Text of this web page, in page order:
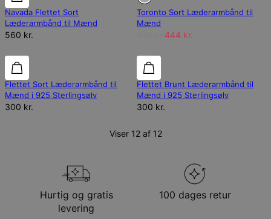
Navada Flettet Sort
Læderarmbånd til Mænd
560 kr.
Toronto Sort Læderarmbånd til
Mænd
444 kr.
Flettet Sort Læderarmbånd til
Mænd i 925 Sterlingsølv
300 kr.
Flettet Brunt Læderarmbånd til
Mænd i 925 Sterlingsølv
300 kr.
Viser 12 af 12
Hurtig og gratis
levering
100 dages retur